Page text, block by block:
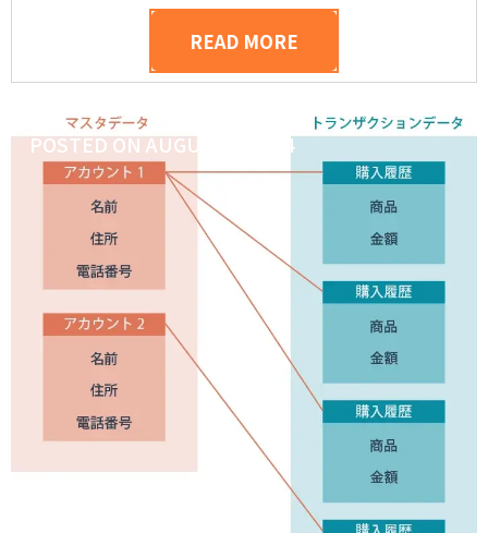
READ MORE
POSTED ONAUGUST 8, 2024